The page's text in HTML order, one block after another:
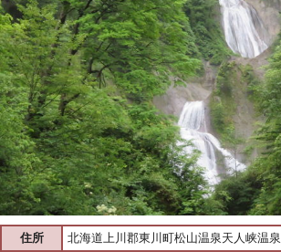
住所 北海道上川郡東川町松山温泉天人峡温泉